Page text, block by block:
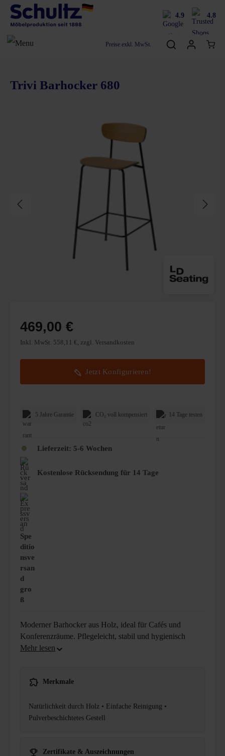
4.9 4.8
Preise exkl. MwSt.
Trivi Barhocker 680
5 Jahre Garantie CO₂ voll kompensiert 14 Tage testen
Lieferzeit: 5-6 Wochen
Kostenlose Rücksendung für 14 Tage
Spe
ditio
nsve
rsan
d
gro
ß
Moderner Barhocker aus Holz, ideal für Cafés und
Konferenzräume. Pflegeleicht, stabil und hygienisch
469,00 €
Inkl. MwSt. 558,11 €, zzgl. Versandkosten
Jetzt Konfigurieren!
Merkmale
Natürlichkeit durch Holz • Einfache Reinigung •
Pulverbeschichtetes Gestell
Zertifikate & Auszeichnungen